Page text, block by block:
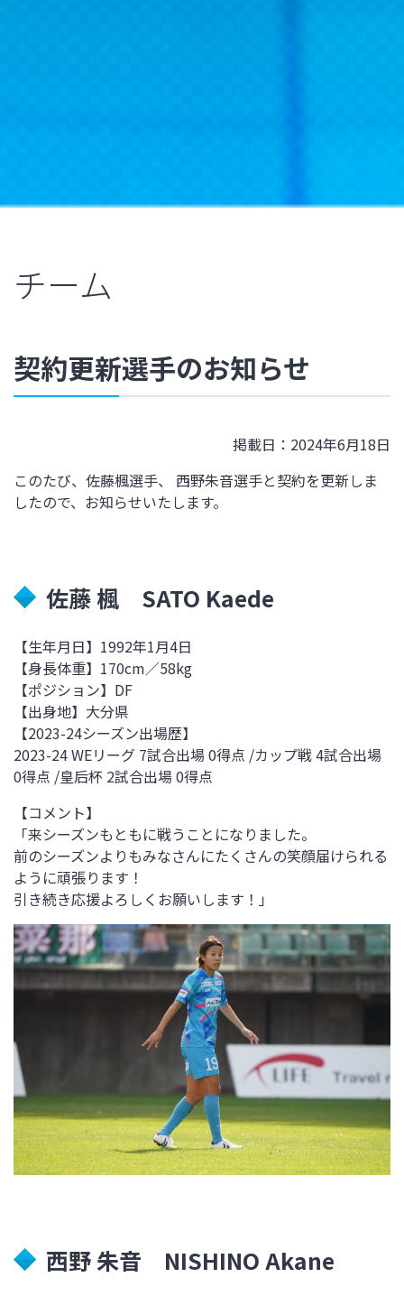
チーム
契約更新選手のお知らせ
掲載日：2024年6月18日
このたび、佐藤楓選手、 西野朱音選手と契約を更新しま
したので、お知らせいたします。
佐藤 楓 SATO Kaede
【生年月日】1992年1月4日
【身長体重】170cm／58kg
【ポジション】DF
【出身地】大分県
【2023-24シーズン出場歴】
2023-24 WEリーグ 7試合出場 0得点 /カップ戦 4試合出場
0得点 /皇后杯 2試合出場 0得点
【コメント】
「来シーズンもともに戦うことになりました。
前のシーズンよりもみなさんにたくさんの笑顔届けられる
ように頑張ります！
引き続き応援よろしくお願いします！」
西野 朱音 NISHINO Akane